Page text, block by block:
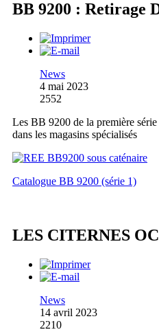
BB 9200 : Retirage
News
4 mai 2023
2552
Les BB 9200 de la première
dans les magasins spécialisés
Catalogue BB 9200 (série 1)
LES CITERNES
News
14 avril 2023
2210